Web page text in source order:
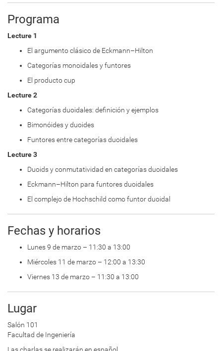
Programa
Lecture 1
El argumento clásico de Eckmann–Hilton
Categorías monoidales y funtores
El producto cup
Lecture 2
Categorías duoidales: definición y ejemplos
Bimonóides y duoides
Funtores entre categorías duoidales
Lecture 3
Duoids y conmutatividad en categorías duoidales
Eckmann–Hilton para funtores duoidales
El complejo de Hochschild como funtor duoidal
Fechas y horarios
Lunes 9 de marzo – 11:30 a 13:00
Miércoles 11 de marzo – 12:00 a 13:30
Viernes 13 de marzo – 11:30 a 13:00
Lugar
Salón 101
Facultad de Ingeniería